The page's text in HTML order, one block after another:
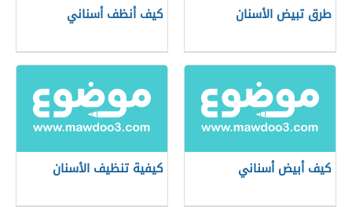
طرق تبيض الأسنان كيف أنظف أسناني
كيف أبيض أسناني كيفية تنظيف الأسنان